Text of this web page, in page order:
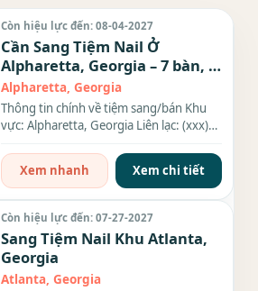
Còn hiệu lực đến: 08-04-2027
Cần Sang Tiệm Nail Ở
Alpharetta, Georgia – 7 bàn, 9
ghế
Alpharetta, Georgia
Thông tin chính về tiệm sang/bán Khu
vực: Alpharetta, Georgia Liên lạc: (xxx)
Xem nhanh
Xem chi tiết
Còn hiệu lực đến: 07-27-2027
Sang Tiệm Nail Khu Atlanta,
Georgia
Atlanta, Georgia